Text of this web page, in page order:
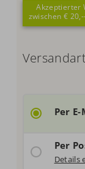
Akzeptierter
zwischen €
Versandart
Per
Per
Details